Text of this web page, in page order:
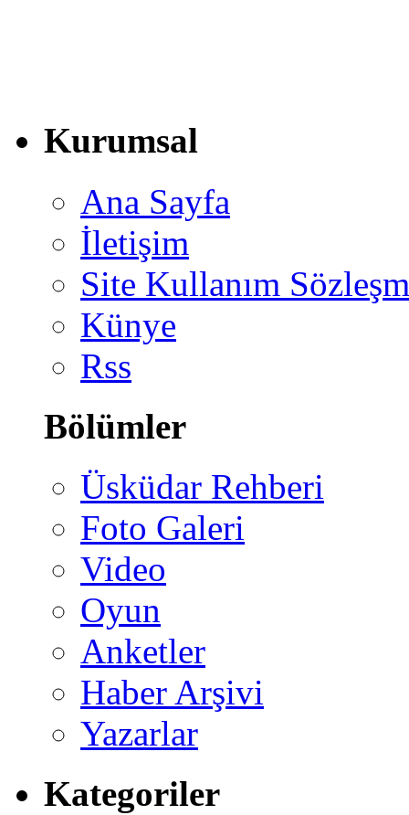
Kurumsal
Ana Sayfa
İletişim
Site Kullanım
Künye
Rss
Bölümler
Üsküdar Rehberi
Foto Galeri
Video
Oyun
Anketler
Haber Arşivi
Yazarlar
Kategoriler